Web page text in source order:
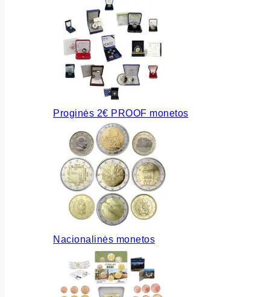
Proginės 2€ PROOF monetos
Nacionalinės monetos